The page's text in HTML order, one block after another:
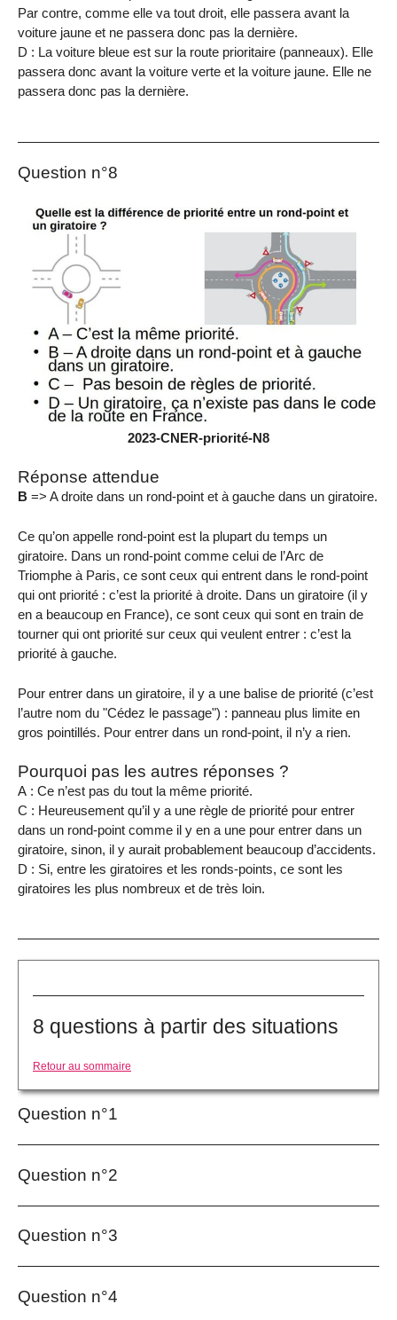
Par contre, comme elle va tout droit, elle passera avant la
voiture jaune et ne passera donc pas la dernière.
D : La voiture bleue est sur la route prioritaire (panneaux). Elle
passera donc avant la voiture verte et la voiture jaune. Elle ne
passera donc pas la dernière.
Question n°8
2023-CNER-priorité-N8
Réponse attendue
B => A droite dans un rond-point et à gauche dans un giratoire.
Ce qu’on appelle rond-point est la plupart du temps un
giratoire. Dans un rond-point comme celui de l’Arc de
Triomphe à Paris, ce sont ceux qui entrent dans le rond-point
qui ont priorité : c’est la priorité à droite. Dans un giratoire (il y
en a beaucoup en France), ce sont ceux qui sont en train de
tourner qui ont priorité sur ceux qui veulent entrer : c’est la
priorité à gauche.
Pour entrer dans un giratoire, il y a une balise de priorité (c’est
l’autre nom du "Cédez le passage") : panneau plus limite en
gros pointillés. Pour entrer dans un rond-point, il n’y a rien.
Pourquoi pas les autres réponses ?
A : Ce n’est pas du tout la même priorité.
C : Heureusement qu’il y a une règle de priorité pour entrer
dans un rond-point comme il y en a une pour entrer dans un
giratoire, sinon, il y aurait probablement beaucoup d’accidents.
D : Si, entre les giratoires et les ronds-points, ce sont les
giratoires les plus nombreux et de très loin.
8 questions à partir des situations
Retour au sommaire
Question n°1
Question n°2
Question n°3
Question n°4